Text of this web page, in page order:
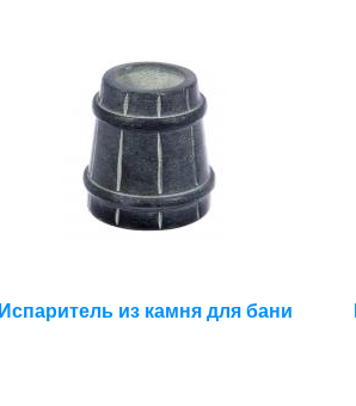
Испаритель из камня для бани